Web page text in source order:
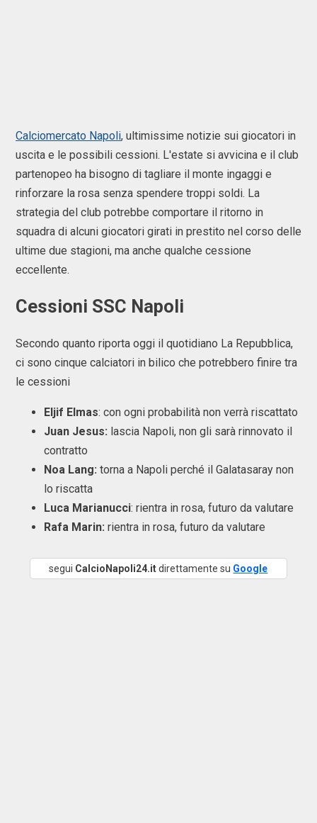
Calciomercato Napoli, ultimissime notizie sui giocatori in
uscita e le possibili cessioni. L'estate si avvicina e il club
partenopeo ha bisogno di tagliare il monte ingaggi e
rinforzare la rosa senza spendere troppi soldi. La
strategia del club potrebbe comportare il ritorno in
squadra di alcuni giocatori girati in prestito nel corso delle
ultime due stagioni, ma anche qualche cessione
eccellente.
Cessioni SSC Napoli
Secondo quanto riporta oggi il quotidiano La Repubblica,
ci sono cinque calciatori in bilico che potrebbero finire tra
le cessioni
Eljif Elmas: con ogni probabilità non verrà riscattato
Juan Jesus: lascia Napoli, non gli sarà rinnovato il
contratto
Noa Lang: torna a Napoli perché il Galatasaray non
lo riscatta
Luca Marianucci: rientra in rosa, futuro da valutare
Rafa Marin: rientra in rosa, futuro da valutare
segui CalcioNapoli24.itdirettamente su Google